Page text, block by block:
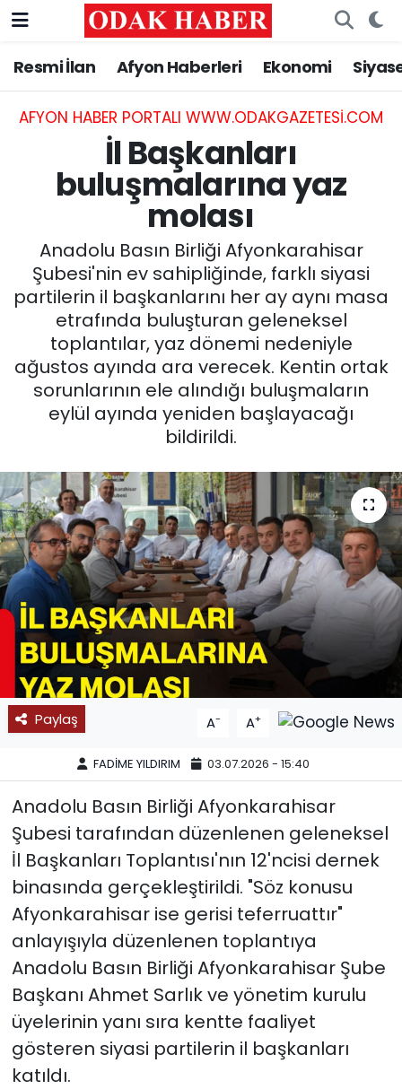
Resmi İlan Afyon Haberleri Ekonomi
AFYON HABER PORTALI WWW.ODAKGAZETESI.COM
İl Başkanları
buluşmalarına yaz
molası
Anadolu Basın Birliği Afyonkarahisar
Şubesi'nin ev sahipliğinde, farklı siyasi
partilerin il başkanlarını her ay aynı masa
etrafında buluşturan geleneksel
toplantılar, yaz dönemi nedeniyle
ağustos ayında ara verecek. Kentin ortak
sorunlarının ele alındığı buluşmaların
eylül ayında yeniden başlayacağı
bildirildi.
Paylaş A- A+
FADİME YILDIRIM 03.07.2026 - 15:40
Anadolu Basın Birliği Afyonkarahisar
Şubesi tarafından düzenlenen geleneksel
İl Başkanları Toplantısı'nın 12'ncisi dernek
binasında gerçekleştirildi. "Söz konusu
Afyonkarahisar ise gerisi teferruattır"
anlayışıyla düzenlenen toplantıya
Anadolu Basın Birliği Afyonkarahisar Şube
Başkanı Ahmet Sarlık ve yönetim kurulu
üyelerinin yanı sıra kentte faaliyet
gösteren siyasi partilerin il başkanları
katıldı.
AFYONKARAHİSAR HABERLERİ
Resmi İlan
ASAYİŞ
SİYASET
EĞİTİM
MAGAZİN
SAĞLIK
11:11 MANŞET
Nöbetçi Eczaneler
Hava Durumu
Trafik Durumu
Süper Lig Puan Durumu ve Fikstür
Tüm Manşetler
Son Dakika Haberleri
Haber Arşivi